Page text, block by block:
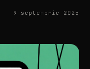
9 septembrie 2025